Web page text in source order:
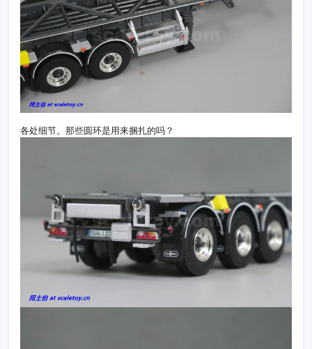
各处细节。那些圆环是用来捆扎的吗？